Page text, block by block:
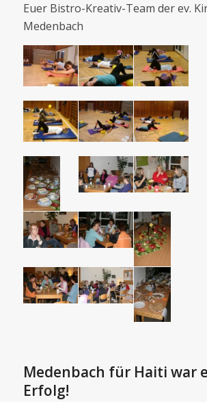
Euer Bistro-Kreativ-Team der ev.
Medenbach
Medenbach für Haiti war
Erfolg!